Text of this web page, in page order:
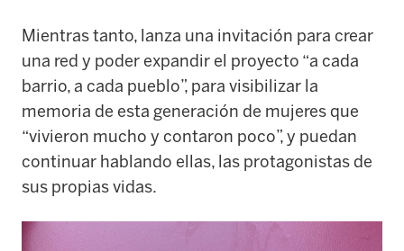
Mientras tanto, lanza una invitación para crear
una red y poder expandir el proyecto “a cada
barrio, a cada pueblo”, para visibilizar la
memoria de esta generación de mujeres que
“vivieron mucho y contaron poco”, y puedan
continuar hablando ellas, las protagonistas de
sus propias vidas.